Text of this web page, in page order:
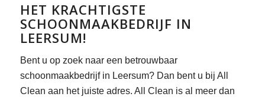
HET KRACHTIGSTE
SCHOONMAAKBEDRIJF IN
LEERSUM!
Bent u op zoek naar een betrouwbaar
schoonmaakbedrijf in Leersum? Dan bent u bij All
Clean aan het juiste adres. All Clean is al meer dan